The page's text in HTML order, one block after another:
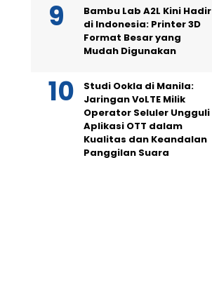
Bambu Lab A2L Kini Hadir
di Indonesia: Printer 3D
Format Besar yang
Mudah Digunakan
Studi Ookla di Manila:
Jaringan VoLTE Milik
Operator Seluler Ungguli
Aplikasi OTT dalam
Kualitas dan Keandalan
Panggilan Suara